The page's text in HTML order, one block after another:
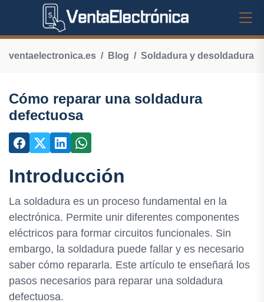
ventaelectronica.es Blog Soldadura y desoldadura
Cómo reparar una soldadura
defectuosa
Introducción
La soldadura es un proceso fundamental en la
electrónica. Permite unir diferentes componentes
eléctricos para formar circuitos funcionales. Sin
embargo, la soldadura puede fallar y es necesario
saber cómo repararla. Este artículo te enseñará los
pasos necesarios para reparar una soldadura
defectuosa.